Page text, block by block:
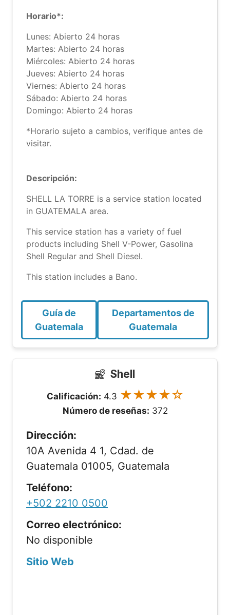
Horario*:
Lunes: Abierto 24 horas
Martes: Abierto 24 horas
Miércoles: Abierto 24 horas
Jueves: Abierto 24 horas
Viernes: Abierto 24 horas
Sábado: Abierto 24 horas
Domingo: Abierto 24 horas
*Horario sujeto a cambios, verifique antes de
visitar.
Descripción:
SHELL LA TORRE is a service station located
in GUATEMALA area.
This service station has a variety of fuel
products including Shell V-Power, Gasolina
Shell Regular and Shell Diesel.
This station includes a Bano.
Guía de
Guatemala
Departamentos de
Guatemala
Shell
Calificación: 4.3 ★★★★☆
Número de reseñas: 372
Dirección:
10A Avenida 4 1, Cdad. de
Guatemala 01005, Guatemala
Teléfono:
+502 2210 0500
Correo electrónico:
No disponible
Sitio Web